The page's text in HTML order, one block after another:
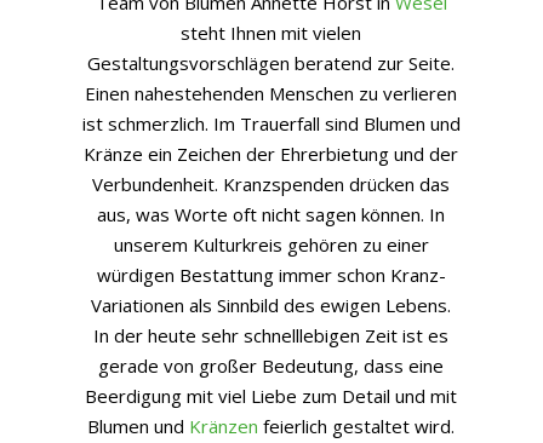
steht Ihnen mit vielen
Gestaltungsvorschlägen beratend zur Seite.
Einen nahestehenden Menschen zu verlieren
ist schmerzlich. Im Trauerfall sind Blumen und
Kränze ein Zeichen der Ehrerbietung und der
Verbundenheit. Kranzspenden drücken das
aus, was Worte oft nicht sagen können. In
unserem Kulturkreis gehören zu einer
würdigen Bestattung immer schon Kranz-
Variationen als Sinnbild des ewigen Lebens.
In der heute sehr schnelllebigen Zeit ist es
gerade von großer Bedeutung, dass eine
Beerdigung mit viel Liebe zum Detail und mit
Blumen und Kränzen feierlich gestaltet wird.